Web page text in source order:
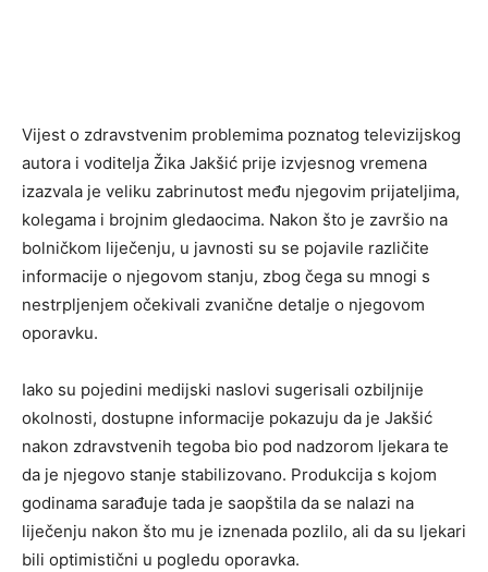
Vijest o zdravstvenim problemima poznatog televizijskog
autora i voditelja Žika Jakšić prije izvjesnog vremena
izazvala je veliku zabrinutost među njegovim prijateljima,
kolegama i brojnim gledaocima. Nakon što je završio na
bolničkom liječenju, u javnosti su se pojavile različite
informacije o njegovom stanju, zbog čega su mnogi s
nestrpljenjem očekivali zvanične detalje o njegovom
oporavku.
Iako su pojedini medijski naslovi sugerisali ozbiljnije
okolnosti, dostupne informacije pokazuju da je Jakšić
nakon zdravstvenih tegoba bio pod nadzorom ljekara te
da je njegovo stanje stabilizovano. Produkcija s kojom
godinama sarađuje tada je saopštila da se nalazi na
liječenju nakon što mu je iznenada pozlilo, ali da su ljekari
bili optimistični u pogledu oporavka.